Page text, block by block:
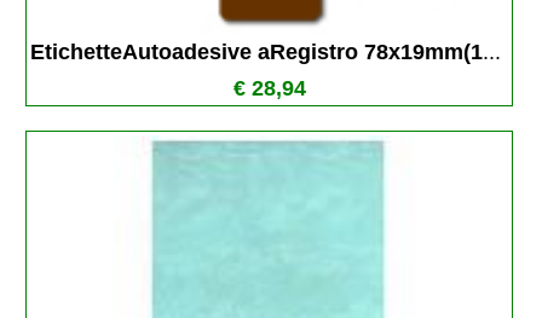
EtichetteAutoadesive aRegistro 78x19mm(1...
€ 28,94